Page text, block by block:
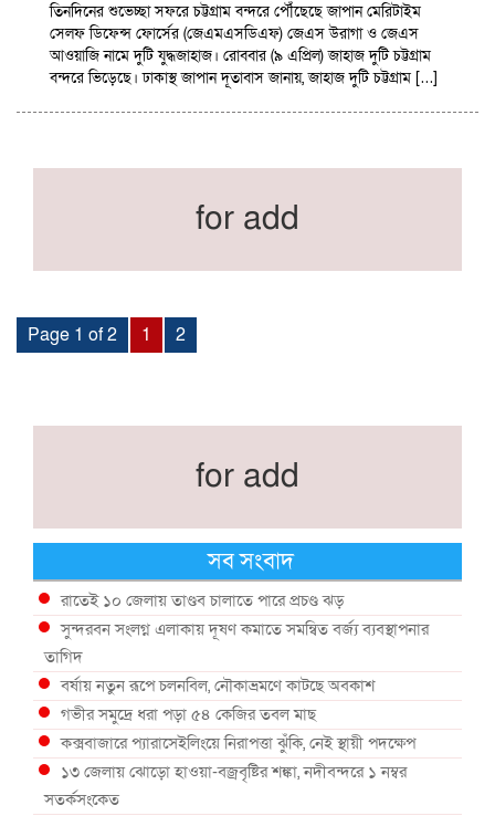
তিনদিনের শুভেচ্ছা সফরে চট্টগ্রাম বন্দরে পৌঁছেছে জাপান মেরিটাইম
সেলফ ডিফেন্স ফোর্সের (জেএমএসডিএফ) জেএস উরাগা ও জেএস
আওয়াজি নামে দুটি যুদ্ধজাহাজ। রোববার (৯ এপ্রিল) জাহাজ দুটি চট্টগ্রাম
বন্দরে ভিড়েছে। ঢাকাস্থ জাপান দূতাবাস জানায়, জাহাজ দুটি চট্টগ্রাম […]
for add
Page 1 of 2 1 2
for add
সব সংবাদ
রাতেই ১০ জেলায় তাণ্ডব চালাতে পারে প্রচণ্ড ঝড়
সুন্দরবন সংলগ্ন এলাকায় দূষণ কমাতে সমন্বিত বর্জ্য ব্যবস্থাপনার
তাগিদ
বর্ষায় নতুন রূপে চলনবিল, নৌকাভ্রমণে কাটছে অবকাশ
গভীর সমুদ্রে ধরা পড়া ৫৪ কেজির তবল মাছ
কক্সবাজারে প্যারাসেইলিংয়ে নিরাপত্তা ঝুঁকি, নেই স্থায়ী পদক্ষেপ
১৩ জেলায় ঝোড়ো হাওয়া-বজ্রবৃষ্টির শঙ্কা, নদীবন্দরে ১ নম্বর
সতর্কসংকেত